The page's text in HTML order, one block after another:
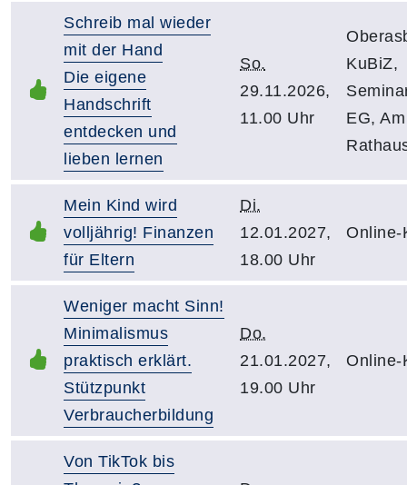
Schreib mal wieder
mit der Hand
Die eigene
Handschrift
entdecken und
lieben lernen
So.
29.11.2026,
11.00 Uhr
KuBiZ,
EG, Am
Mein Kind wird
volljährig! Finanzen
für Eltern
Di.
12.01.2027,
18.00 Uhr
Online-
Weniger macht Sinn!
Minimalismus
praktisch erklärt.
Stützpunkt
Verbraucherbildung
Do.
21.01.2027,
19.00 Uhr
Online-
Von TikTok bis